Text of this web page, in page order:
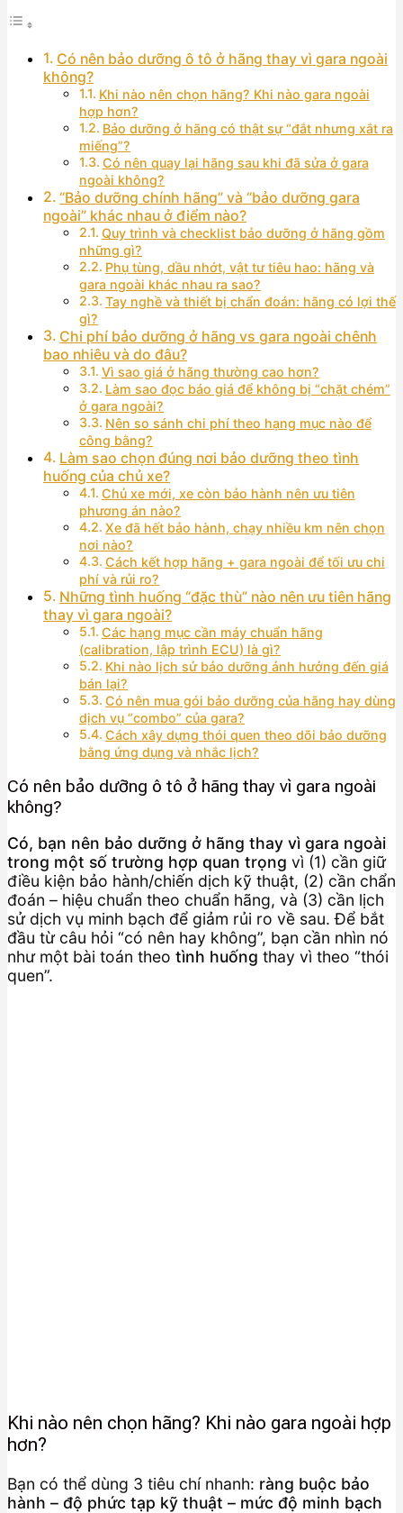
Có nên bảo dưỡng ô tô ở hãng thay vì gara ngoài
không?
Khi nào nên chọn hãng? Khi nào gara ngoài
hợp hơn?
Bảo dưỡng ở hãng có thật sự “đắt nhưng xắt ra
miếng”?
Có nên quay lại hãng sau khi đã sửa ở gara
ngoài không?
“Bảo dưỡng chính hãng” và “bảo dưỡng gara
ngoài” khác nhau ở điểm nào?
Quy trình và checklist bảo dưỡng ở hãng gồm
những gì?
Phụ tùng, dầu nhớt, vật tư tiêu hao: hãng và
gara ngoài khác nhau ra sao?
Tay nghề và thiết bị chẩn đoán: hãng có lợi thế
gì?
Chi phí bảo dưỡng ở hãng vs gara ngoài chênh
bao nhiêu và do đâu?
Vì sao giá ở hãng thường cao hơn?
Làm sao đọc báo giá để không bị “chặt chém”
ở gara ngoài?
Nên so sánh chi phí theo hạng mục nào để
công bằng?
Làm sao chọn đúng nơi bảo dưỡng theo tình
huống của chủ xe?
Chủ xe mới, xe còn bảo hành nên ưu tiên
phương án nào?
Xe đã hết bảo hành, chạy nhiều km nên chọn
nơi nào?
Cách kết hợp hãng + gara ngoài để tối ưu chi
phí và rủi ro?
Những tình huống “đặc thù” nào nên ưu tiên hãng
thay vì gara ngoài?
Các hạng mục cần máy chuẩn hãng
(calibration, lập trình ECU) là gì?
Khi nào lịch sử bảo dưỡng ảnh hưởng đến giá
bán lại?
Có nên mua gói bảo dưỡng của hãng hay dùng
dịch vụ “combo” của gara?
Cách xây dựng thói quen theo dõi bảo dưỡng
bằng ứng dụng và nhắc lịch?
Có nên bảo dưỡng ô tô ở hãng thay vì gara ngoài
không?
Có, bạn nên bảo dưỡng ở hãng thay vì gara ngoài
trong một số trường hợp quan trọng vì (1) cần giữ
điều kiện bảo hành/chiến dịch kỹ thuật, (2) cần chẩn
đoán – hiệu chuẩn theo chuẩn hãng, và (3) cần lịch
sử dịch vụ minh bạch để giảm rủi ro về sau. Để bắt
đầu từ câu hỏi “có nên hay không”, bạn cần nhìn nó
như một bài toán theo tình huống thay vì theo “thói
quen”.
Khi nào nên chọn hãng? Khi nào gara ngoài hợp
hơn?
Bạn có thể dùng 3 tiêu chí nhanh: ràng buộc bảo
hành – độ phức tạp kỹ thuật – mức độ minh bạch